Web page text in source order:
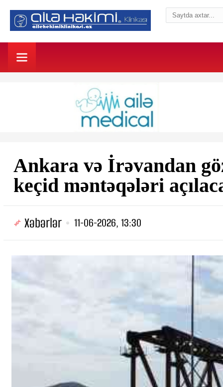
Ankara və İrəvandan
keçid məntəqələri
Xəbərlər 11-06-2026, 13:30